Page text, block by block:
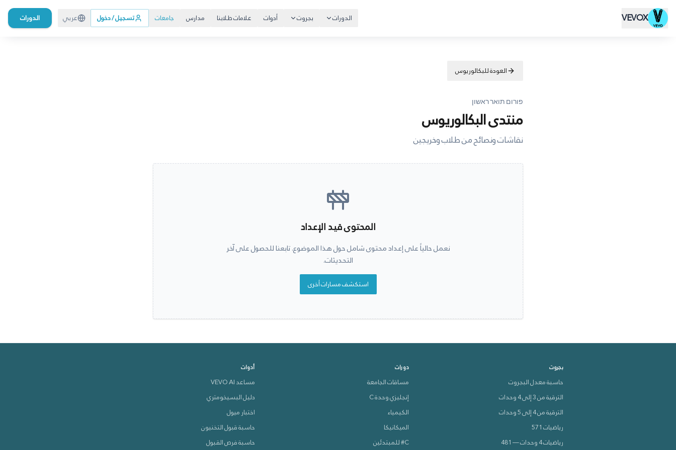
VEVOX الدورات بجروت أدوات علامات طلابنا مدارس جامعات تسجيل / دخول عربي الدورات
العودة للبكالوريوس
פורום תואר ראשון
منتدى البكالوريوس
نقاشات ونصائح من طلاب وخريجين
المحتوى قيد الإعداد
نعمل حالياً على إعداد محتوى شامل حول هذا الموضوع. تابعنا للحصول على آخر
التحديثات.
استكشف مسارات أخرى
بجروت
حاسبة معدل البجروت
الترقية من 3 إلى 4 وحدات
الترقية من 4 إلى 5 وحدات
رياضيات 571
رياضيات 4 وحدات — 481
دورات
مساقات الجامعة
إنجليزي وحدة C
الكيمياء
الميكانيكا
C# للمبتدئين
أدوات
مساعد VEVO AI
دليل البسيخومتري
اختبار ميول
حاسبة قبول التخنيون
حاسبة فرص القبول
كيف بقدر أساعدك؟